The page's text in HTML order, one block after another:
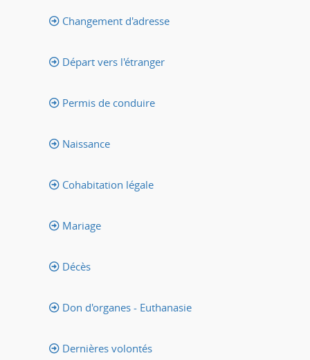
Changement d'adresse
Départ vers l'étranger
Permis de conduire
Naissance
Cohabitation légale
Mariage
Décès
Don d'organes - Euthanasie
Dernières volontés